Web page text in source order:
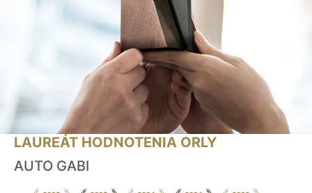
LAUREÁT HODNOTENIA ORLY
AUTO GABI